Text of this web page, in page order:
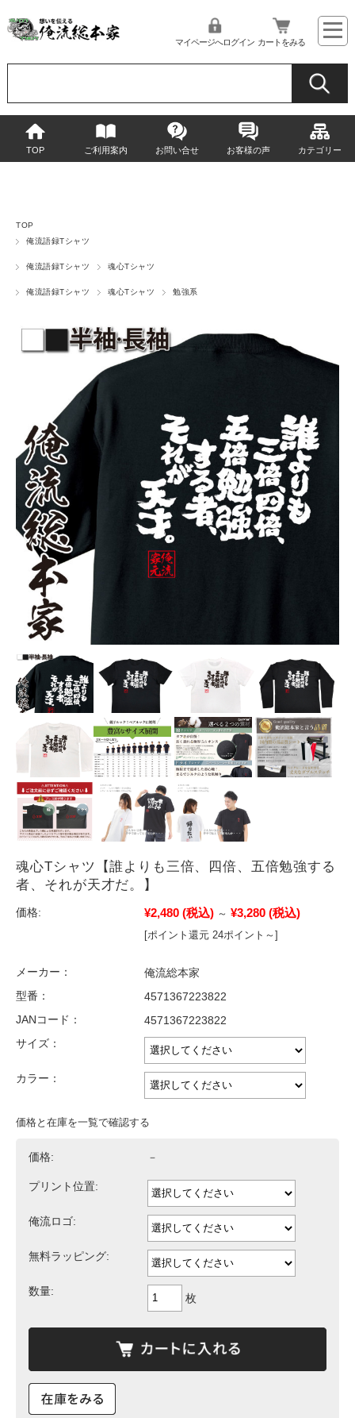
マイページへログイン カートをみる
TOP ご利用案内 お問い合せ お客様の声 カテゴリー
TOP
俺流語録Tシャツ
俺流語録Tシャツ 魂心Tシャツ
俺流語録Tシャツ 魂心Tシャツ 勉強系
魂心Tシャツ【誰よりも三倍、四倍、五倍勉強する
者、それが天才だ。】
価格: ¥2,480 (税込) ～ ¥3,280 (税込)
[ポイント還元 24ポイント～]
メーカー：
俺流総本家
型番：
4571367223822
JANコード：
4571367223822
サイズ：
カラー：
価格と在庫を一覧で確認する
価格: －
プリント位置:
俺流ロゴ:
無料ラッピング:
数量:
枚